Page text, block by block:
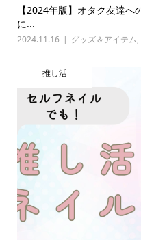
【2024年版】オタク友達
に...
2024.11.16 グッズ＆アイテム,
推し活